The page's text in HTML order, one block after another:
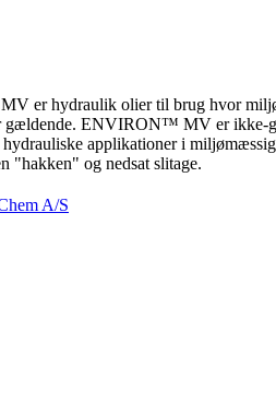
er hydraulik olier til brug hvor
gældende. ENVIRON™ MV er ikke-
applikationer i
"hakken" og nedsat slitage.